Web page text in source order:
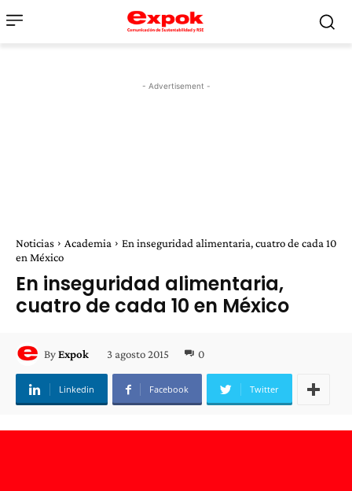
- Advertisement -
Noticias Academia
En inseguridad alimentaria, cuatro de cada 10
en México
En inseguridad alimentaria,
cuatro de cada 10 en México
ByExpok 3 agosto 2015 0
Linkedin Facebook Twitter